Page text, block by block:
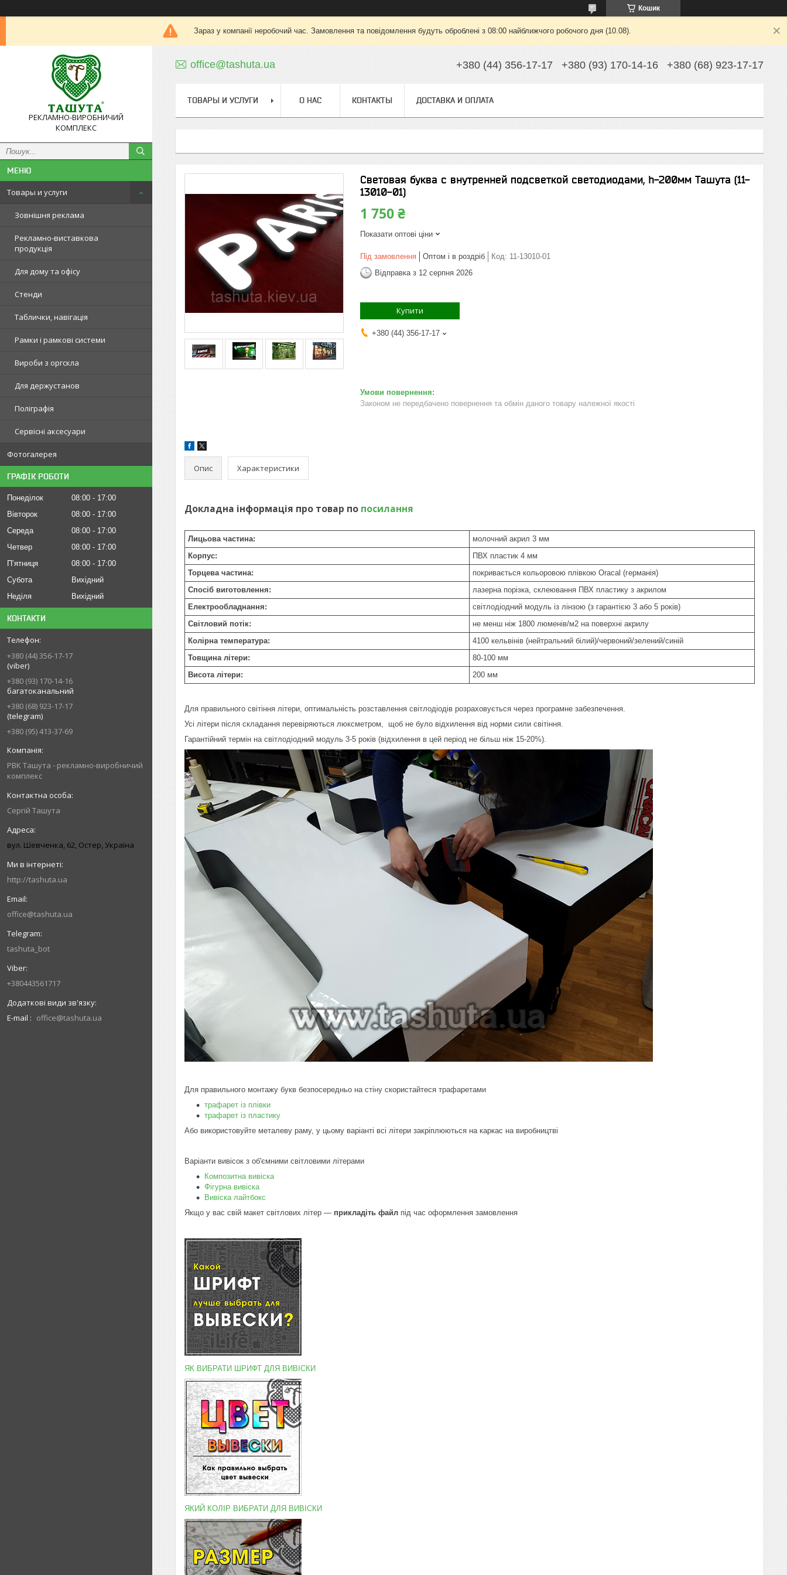
Кошик
Зараз у компанії неробочий час. Замовлення та повідомлення будуть оброблені з 08:00 найближчого робочого дня (10.08).
РЕКЛАМНО-ВИРОБНИЧИЙ
КОМПЛЕКС
Товары и услуги
Зовнішня реклама
Рекламно-виставкова
продукція
Для дому та офісу
Стенди
Таблички, навігація
Рамки і рамкові системи
Вироби з оргскла
Для держустанов
Поліграфія
Сервісні аксесуари
Фотогалерея
ГРАФІК РОБОТИ
Понеділок 08:00
17:00
Вівторок
08:00
17:00
Середа
08:00
17:00
Четвер
08:00
17:00
Пʼятниця
08:00
17:00
Субота
Вихідний
Неділя
Вихідний
КОНТАКТИ
+380 (44) 356-17-17
(viber)
+380 (93) 170-14-16
багатоканальний
+380 (68) 923-17-17
(telegram)
+380 (95) 413-37-69
РВК Ташута - рекламно-виробничий
комплекс
Сергій Ташута
вул. Шевченка, 62, Остер, Україна
http://tashuta.ua
office@tashuta.ua
tashuta_bot
+380443561717
E-mail office@tashuta.ua
office@tashuta.ua +380 (44) 356-17-17 +380 (93) 170-14-16 +380 (68) 923-17-17
ТОВАРЫ И УСЛУГИ О НАС КОНТАКТЫ ДОСТАВКА И ОПЛАТА
Световая буква с внутренней подсветкой светодиодами, h-200мм Ташута (11-
13010-01)
1 750 ₴
Показати оптові ціни
Під замовлення Оптом і в роздріб Код: 11-13010-01
Відправка з 12 серпня 2026
Купити
+380 (44) 356-17-17
Законом не передбачено повернення та обмін даного товару належної якості
Опис Характеристики
Докладна інформація про товар по посилання
Лицьова частина:
молочний акрил 3 мм
Корпус:
ПВХ пластик 4 мм
Торцева частина:
покривається кольоровою плівкою Oracal (германія)
Спосіб виготовлення:
лазерна порізка, склеювання ПВХ пластику з акрилом
Електрообладнання:
світлодіодний модуль із лінзою (з гарантією 3 або 5 років)
Світловий потік:
не менш ніж 1800 люменів/м2 на поверхні акрилу
Колірна температура:
4100 кельвінів (нейтральний білий)/червоний/зелений/синій
Товщина літери:
80-100 мм
Висота літери:
200 мм
Для правильного світіння літери, оптимальність розставлення світлодіодів розраховується через програмне забезпечення.
Усі літери після складання перевіряються люксметром, щоб не було відхилення від норми сили світіння.
Гарантійний термін на світлодіодний модуль 3-5 років (відхилення в цей період не більш ніж 15-20%).
Для правильного монтажу букв безпосередньо на стіну скористайтеся трафаретами
трафарет із плівки
трафарет із пластику
Або використовуйте металеву раму, у цьому варіанті всі літери закріплюються на каркас на виробництві
Варіанти вивісок з об'ємними світловими літерами
Композитна вивіска
Фігурна вивіска
Вивіска лайтбокс
Якщо у вас свій макет світлових літер — прикладіть файл під час оформлення замовлення
ЯК ВИБРАТИ ШРИФТ ДЛЯ ВИВІСКИ
ЯКИЙ КОЛІР ВИБРАТИ ДЛЯ ВИВІСКИ